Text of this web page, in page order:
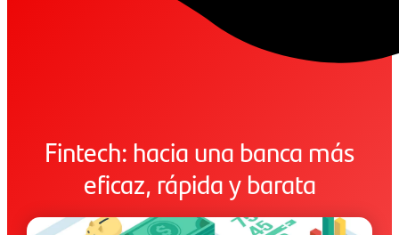
Fintech: hacia una banca más
eficaz, rápida y barata